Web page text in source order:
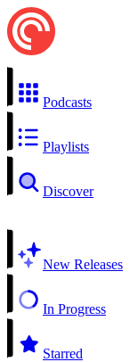
Podcasts
Playlists
Discover
New Releases
In Progress
Starred